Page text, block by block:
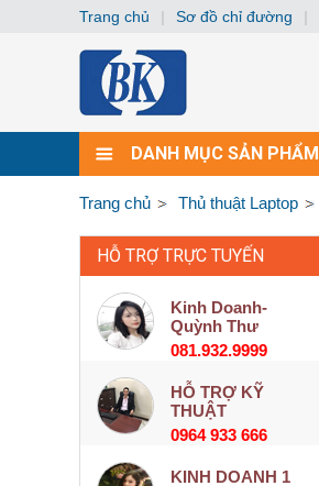
DANH MỤC SẢN PHẨM
Trang chủ Thủ thuật Laptop
HỖ TRỢ TRỰC TUYẾN
Kinh Doanh-
Quỳnh Thư
081.932.9999
HỖ TRỢ KỸ
THUẬT
0964 933 666
KINH DOANH 1
Trang chủ | Sơ đồ chỉ đường |